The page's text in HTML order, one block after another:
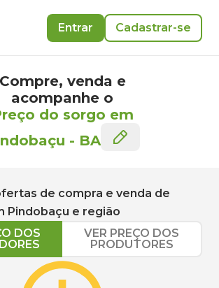
Entrar Cadastrar-se
Compre, venda e
acompanhe o
do sorgo em
- BA
de compra e venda de
Pindobaçu e região
DOS
VER PREÇO DOS
PRODUTORES